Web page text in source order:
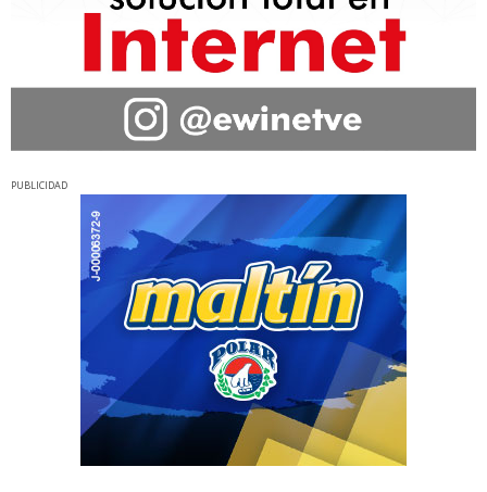
PUBLICIDAD